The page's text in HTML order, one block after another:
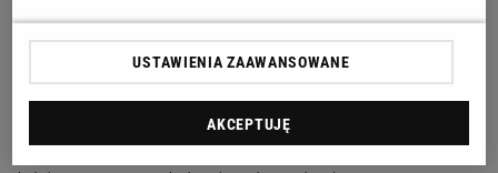
Przetargi, Przetargi na dostawę
Przetargi(14277)
USTAWIENIA ZAAWANSOWANE
AKCEPTUJĘ